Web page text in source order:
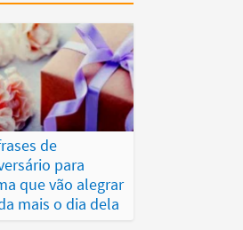
de
para
que vão alegrar
mais o dia dela